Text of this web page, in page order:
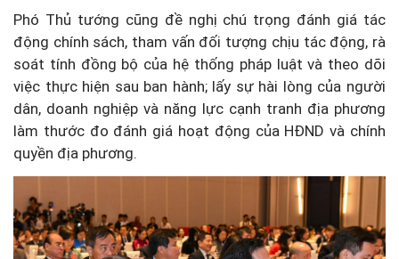
Phó Thủ tướng cũng đề nghị chú trọng đánh giá tác
động chính sách, tham vấn đối tượng chịu tác động, rà
soát tính đồng bộ của hệ thống pháp luật và theo dõi
việc thực hiện sau ban hành; lấy sự hài lòng của người
dân, doanh nghiệp và năng lực cạnh tranh địa phương
làm thước đo đánh giá hoạt động của HĐND và chính
quyền địa phương.